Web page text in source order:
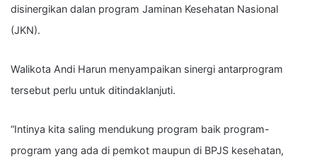
disinergikan dalan program Jaminan Kesehatan Nasional
(JKN).
Walikota Andi Harun menyampaikan sinergi antarprogram
tersebut perlu untuk ditindaklanjuti.
“Intinya kita saling mendukung program baik program-
program yang ada di pemkot maupun di BPJS kesehatan,